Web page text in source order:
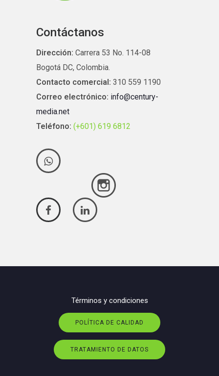
Contáctanos
Dirección: Carrera 53 No. 114-08
Bogotá DC, Colombia.
Contacto comercial: 310 559 1190
Correo electrónico: info@century-
media.net
Teléfono: (+601) 619 6812
Términos y condiciones
POLÍTICA DE CALIDAD
TRATAMIENTO DE DATOS